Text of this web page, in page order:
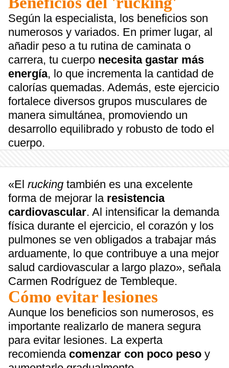
Según la especialista, los beneficios son
numerosos y variados. En primer lugar, al
añadir peso a tu rutina de caminata o
carrera, tu cuerpo necesita gastar más
energía, lo que incrementa la cantidad de
calorías quemadas. Además, este ejercicio
fortalece diversos grupos musculares de
manera simultánea, promoviendo un
desarrollo equilibrado y robusto de todo el
cuerpo.
«El rucking también es una excelente
forma de mejorar la resistencia
cardiovascular. Al intensificar la demanda
física durante el ejercicio, el corazón y los
pulmones se ven obligados a trabajar más
arduamente, lo que contribuye a una mejor
salud cardiovascular a largo plazo», señala
Carmen Rodríguez de Tembleque.
Cómo evitar lesiones
Aunque los beneficios son numerosos, es
importante realizarlo de manera segura
para evitar lesiones. La experta
recomienda comenzar con poco peso y